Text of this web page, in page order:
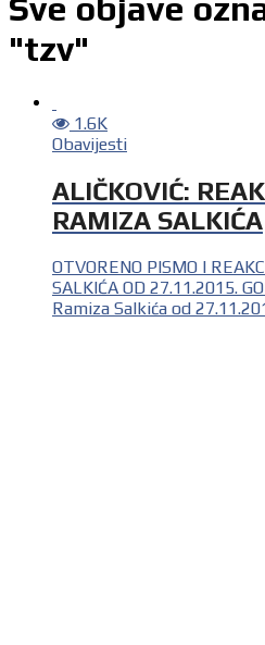
Sve objave
"tzv"
1.6K
Obavijesti
ALIČKOVIĆ:
RAMIZA SALKIĆA
OTVORENO PISMO I
SALKIĆA OD 27.11.2015.
Ramiza Salkića od